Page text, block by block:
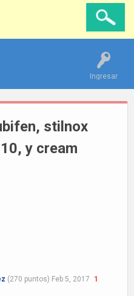
Ingresar
stilnox
y cream
(270 puntos) Feb 5, 2017
1